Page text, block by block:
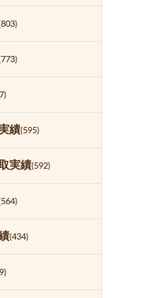
績(595)
実績(592)
(434)